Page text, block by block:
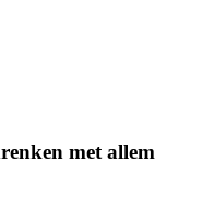
met allem